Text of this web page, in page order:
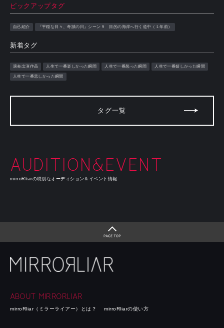
ピックアップタグ
自己紹介 『平穏な日々、奇蹟の日』シーン９ 目的の海岸へ行く道中（１年前）
新着タグ
過去出演作品 人生で一番楽しかった瞬間 人生で一番怒った瞬間 人生で一番嬉しかった瞬間
人生で一番悲しかった瞬間
タグ一覧
AUDITION&EVENT
mirroRliarの特別なオーディション＆イベント情報
ABOUT MIRRORLIAR
mirroRliar（ミラーライアー）とは？ mirroRliarの使い方